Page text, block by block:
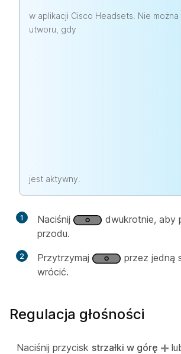
w aplikacji Cisco Headsets. Nie można
utworu, gdy
jest aktywny.
1 Naciśnij
dwukrotnie, aby
przodu.
2 Przytrzymaj
przez jedną
wrócić.
Regulacja głośności
Naciśnij przycisk strzałki w górę